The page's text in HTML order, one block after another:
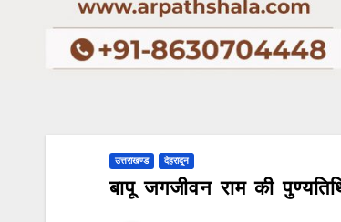
उत्तराखण्ड देहरादून
बापू जगजीवन राम की